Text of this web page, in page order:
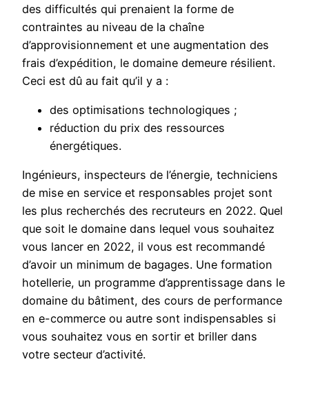
des difficultés qui prenaient la forme de
contraintes au niveau de la chaîne
d’approvisionnement et une augmentation des
frais d’expédition, le domaine demeure résilient.
Ceci est dû au fait qu’il y a :
des optimisations technologiques ;
réduction du prix des ressources
énergétiques.
Ingénieurs, inspecteurs de l’énergie, techniciens
de mise en service et responsables projet sont
les plus recherchés des recruteurs en 2022. Quel
que soit le domaine dans lequel vous souhaitez
vous lancer en 2022, il vous est recommandé
d’avoir un minimum de bagages. Une formation
hotellerie, un programme d’apprentissage dans le
domaine du bâtiment, des cours de performance
en e-commerce ou autre sont indispensables si
vous souhaitez vous en sortir et briller dans
votre secteur d’activité.